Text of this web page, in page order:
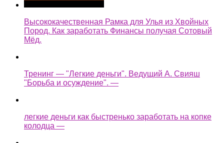
Высококачественная Рамка для Улья из Хвойных
Пород. Как заработать Финансы получая Сотовый
Мёд.
Тренинг — "Легкие деньги". Ведущий А. Свияш
"Борьба и осуждение". —
легкие деньги как быстренько заработать на копке
колодца —